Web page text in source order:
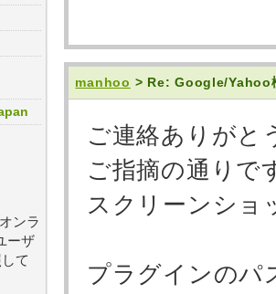
manhoo > Re: Google/Yahoo
ご連絡ありがと
ご指摘の通りで
スクリーンショ
プラグインのパ
ンラ
ーザ
て